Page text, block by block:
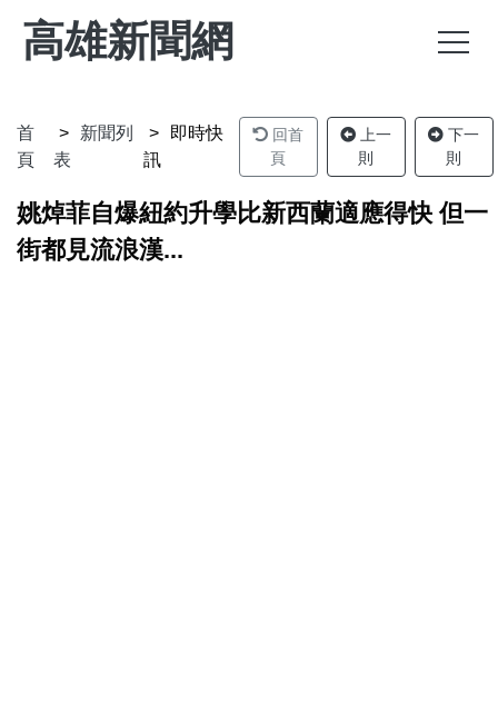
高雄新聞網
首
頁
新聞列
表
即時快
訊
回首
頁
上一
則
下一
則
姚焯菲自爆紐約升學比新西蘭適應得快 但一
街都見流浪漢...